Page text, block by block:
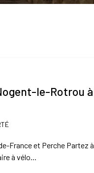
le-Rotrou à
France et Perche Partez à
à vélo...